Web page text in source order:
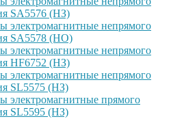
SA5576 (НЗ)
электромагнитные непрямого
SA5578 (НО)
электромагнитные непрямого
HF6752 (НЗ)
электромагнитные непрямого
SL5575 (НЗ)
электромагнитные прямого
SL5595 (НЗ)